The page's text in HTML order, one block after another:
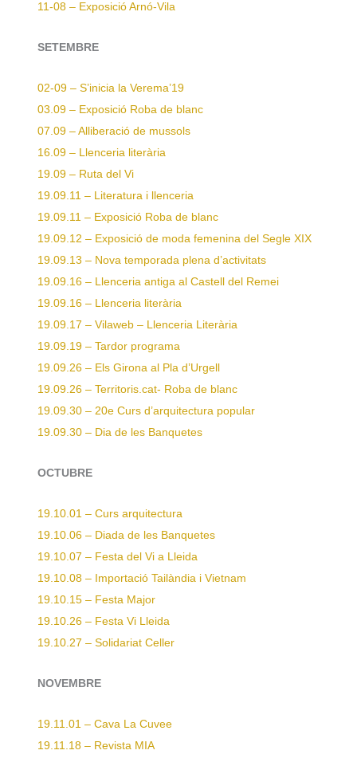
11-08 – Exposició Arnó-Vila
SETEMBRE
02-09 – S’inicia la Verema’19
03.09 – Exposició Roba de blanc
07.09 – Alliberació de mussols
16.09 – Llenceria literària
19.09 – Ruta del Vi
19.09.11 – Literatura i llenceria
19.09.11 – Exposició Roba de blanc
19.09.12 – Exposició de moda femenina del Segle XIX
19.09.13 – Nova temporada plena d’activitats
19.09.16 – Llenceria antiga al Castell del Remei
19.09.16 – Llenceria literària
19.09.17 – Vilaweb – Llenceria Literària
19.09.19 – Tardor programa
19.09.26 – Els Girona al Pla d’Urgell
19.09.26 – Territoris.cat- Roba de blanc
19.09.30 – 20e Curs d’arquitectura popular
19.09.30 – Dia de les Banquetes
OCTUBRE
19.10.01 – Curs arquitectura
19.10.06 – Diada de les Banquetes
19.10.07 – Festa del Vi a Lleida
19.10.08 – Importació Tailàndia i Vietnam
19.10.15 – Festa Major
19.10.26 – Festa Vi Lleida
19.10.27 – Solidariat Celler
NOVEMBRE
19.11.01 – Cava La Cuvee
19.11.18 – Revista MIA